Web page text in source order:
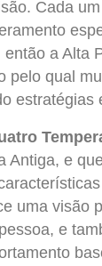
Cada
então a Alta
pelo qual
estratégias
Antiga, e
uma visão
e